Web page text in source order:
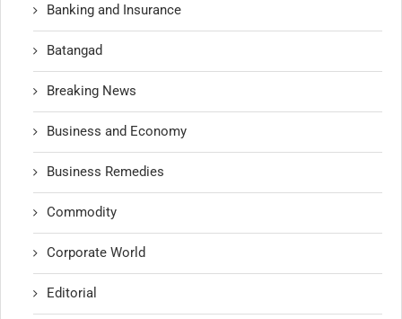
Banking and Insurance
Batangad
Breaking News
Business and Economy
Business Remedies
Commodity
Corporate World
Editorial